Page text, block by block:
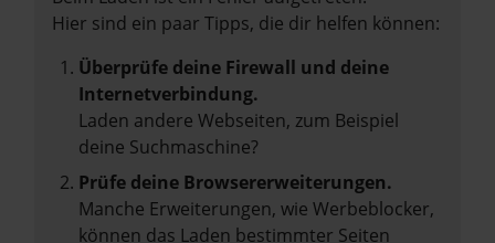
Hier sind ein paar Tipps, die dir helfen können:
Überprüfe deine Firewall und deine
Internetverbindung.
Laden andere Webseiten, zum Beispiel
deine Suchmaschine?
Prüfe deine Browsererweiterungen.
Manche Erweiterungen, wie Werbeblocker,
können das Laden bestimmter Seiten